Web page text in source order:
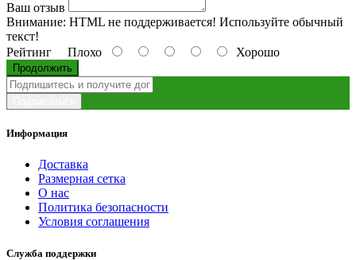
Ваш отзыв
Внимание: HTML не поддерживается! Используйте обычный
текст!
Рейтинг Плохо Хорошо
Продолжить
Информация
Доставка
Размерная сетка
О нас
Политика безопасности
Условия соглашения
Служба поддержки